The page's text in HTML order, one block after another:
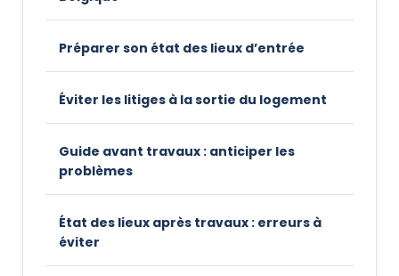
Préparer son état des lieux d’entrée
Éviter les litiges à la sortie du logement
Guide avant travaux : anticiper les
problèmes
État des lieux après travaux : erreurs à
éviter